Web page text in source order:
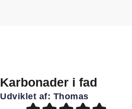
Karbonader i fad
Udviklet af: Thomas